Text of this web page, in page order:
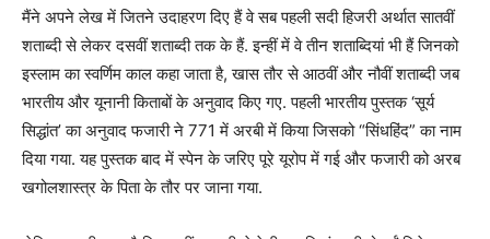
मैंने अपने लेख में जितने उदाहरण दिए हैं वे सब पहली सदी हिजरी अर्थात सातवीं
शताब्दी से लेकर दसवीं शताब्दी तक के हैं. इन्हीं में वे तीन शताब्दियां भी हैं जिनको
इस्लाम का स्वर्णिम काल कहा जाता है, खास तौर से आठवीं और नौवीं शताब्दी जब
भारतीय और यूनानी किताबों के अनुवाद किए गए. पहली भारतीय पुस्तक ‘सूर्य
सिद्धांत’ का अनुवाद फजारी ने 771 में अरबी में किया जिसको “सिंधहिंद” का नाम
दिया गया. यह पुस्तक बाद में स्पेन के जरिए पूरे यूरोप में गई और फजारी को अरब
खगोलशास्त्र के पिता के तौर पर जाना गया.